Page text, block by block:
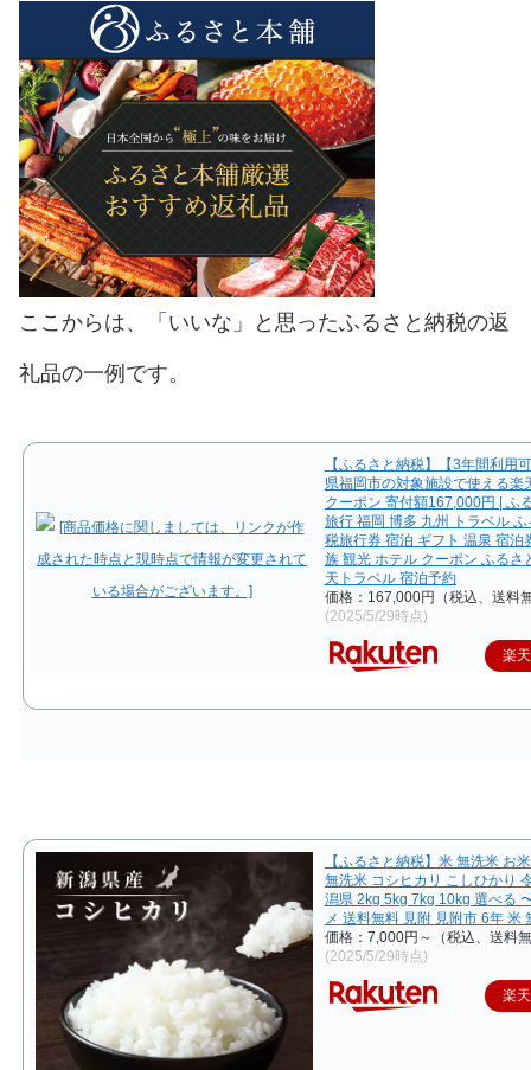
ここからは、「いいな」と思ったふるさと納税の返
礼品の一例です。
【ふるさと納税】【3年間利用
県福岡市の対象施設で使える楽
クーポン 寄付額167,000円 | ふ
旅行 福岡 博多 九州 トラベル
税旅行券 宿泊 ギフト 温泉 宿泊
族 観光 ホテル クーポン ふるさ
天トラベル 宿泊予約
価格：167,000円（税込、送料
(2025/5/29時点)
楽
【ふるさと納税】米 無洗米 お
無洗米 コシヒカリ こしひかり
潟県 2kg 5kg 7kg 10kg 選べる
メ 送料無料 見附 見附市 6年 米
価格：7,000円～（税込、送料
(2025/5/29時点)
楽